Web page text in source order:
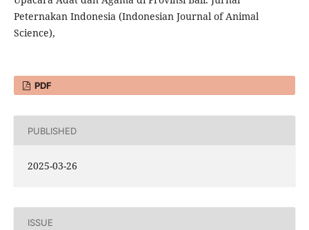
Peternakan Indonesia (Indonesian Journal of Animal
Science),
PDF
PUBLISHED
2025-03-26
ISSUE